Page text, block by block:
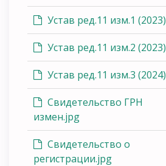
Устав ред.11 изм.1 (2023)
Устав ред.11 изм.2 (2023)
Устав ред.11 изм.3 (2024)
Свидетельство ГРН
измен.jpg
Свидетельство о
регистрации.jpg